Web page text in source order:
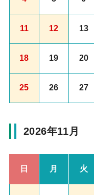
11 12 13
18 19 20
25 26 27
2026年11月
日 月 火